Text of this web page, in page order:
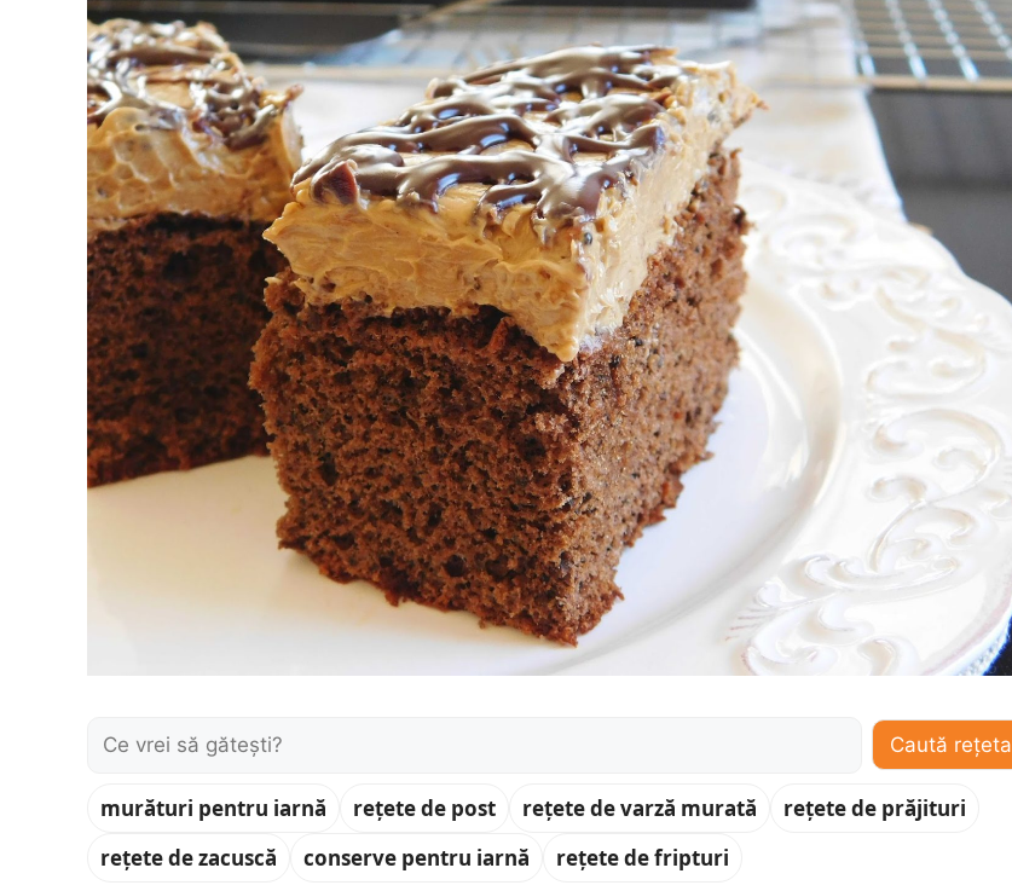
Caută: Caută rețeta
murături pentru iarnă rețete de post rețete de varză murată
rețete de prăjituri
rețete de zacuscă
conserve pentru iarnă rețete de fripturi